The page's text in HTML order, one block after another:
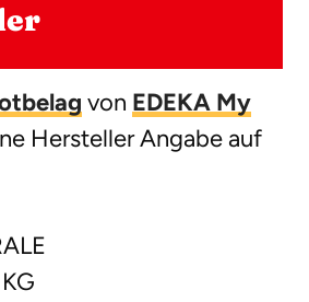
von EDEKA My
Hersteller Angabe auf